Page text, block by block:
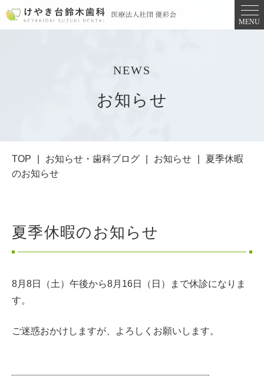
MENU
NEWS
お知らせ
TOP お知らせ・歯科ブログ お知らせ
夏季休暇
のお知らせ
夏季休暇のお知らせ
8月8日（土）午後から8月16日（日）まで休診になりま
す。
ご迷惑おかけしますが、よろしくお願いします。